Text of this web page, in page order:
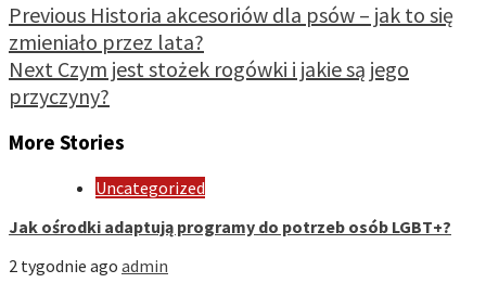
Previous Historia akcesoriów dla psów – jak to się
zmieniało przez lata?
Next Czym jest stożek rogówki i jakie są jego
przyczyny?
More Stories
Uncategorized
Jak ośrodki adaptują programy do potrzeb osób LGBT+?
2 tygodnie ago admin